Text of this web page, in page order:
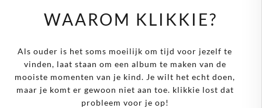
WAAROM KLIKKIE?
Als ouder is het soms moeilijk om tijd voor jezelf te
vinden, laat staan om een album te maken van de
mooiste momenten van je kind. Je wilt het echt doen,
maar je komt er gewoon niet aan toe. klikkie lost dat
probleem voor je op!